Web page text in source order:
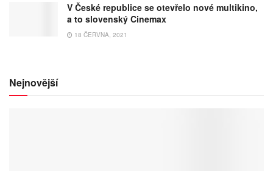
V České republice se otevřelo nové multikino,
a to slovenský Cinemax
18 ČERVNA, 2021
Nejnovější